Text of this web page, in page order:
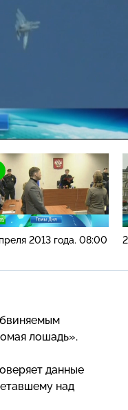
2013 года. 08:00
лошадь».
данные
над